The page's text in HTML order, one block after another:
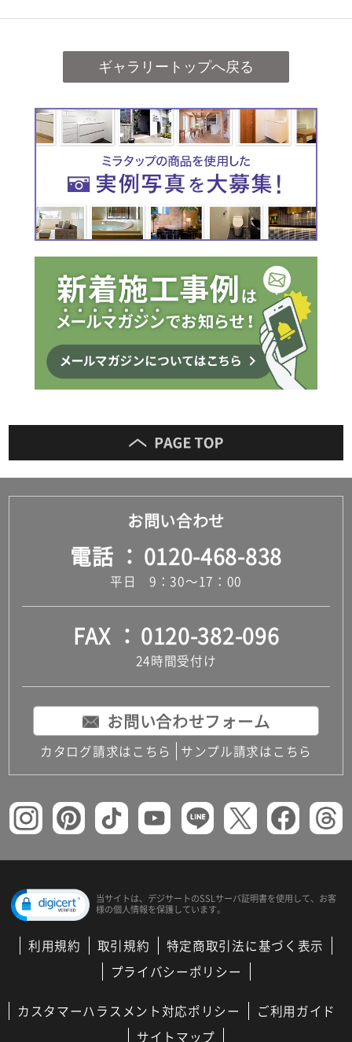
ギャラリートップへ戻る
お問い合わせ
電話 0120-468-838
平日 9：30～17：00
FAX 0120-382-096
24時間受付け
お問い合わせフォーム
カタログ請求はこちら サンプル請求はこちら
当サイトは、デジサートのSSLサーバ証明書を使用して、 お客
様の個人情報を保護しています。
利用規約 取引規約
特定商取引法に基づく表示
プライバシーポリシー
カスタマーハラスメント対応ポリシー
ご利用ガイド
サイトマップ